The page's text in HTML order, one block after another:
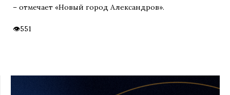
– отмечает «Новый город Александров».
551